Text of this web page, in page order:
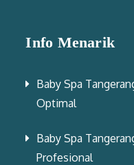
Info Menarik
Baby Spa
Optimal
Baby Spa
Profesional